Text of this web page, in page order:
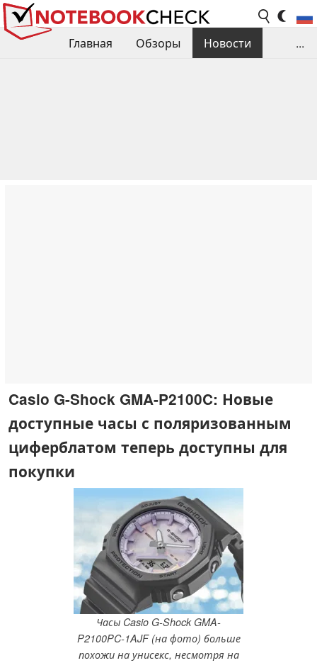
Главная Обзоры
Новости
...
Casio G-Shock GMA-P2100C: Новые
доступные часы с поляризованным
циферблатом теперь доступны для
покупки
Часы Casio G-Shock GMA-
P2100PC-1AJF (на фото) больше
похожи на унисекс, несмотря на